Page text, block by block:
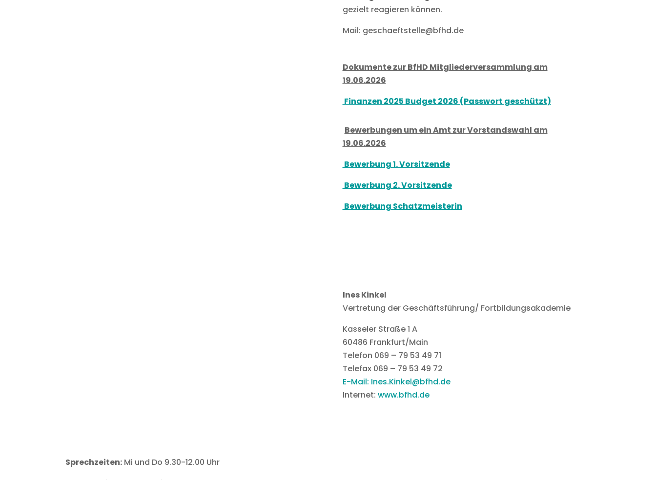
gezielt reagieren können.
Mail: geschaeftstelle@bfhd.de
Dokumente zur BfHD Mitgliederversammlung am
19.06.2026
Finanzen 2025 Budget 2026 (Passwort geschützt)
Bewerbungen um ein Amt zur Vorstandswahl am
19.06.2026
Bewerbung 1. Vorsitzende
Bewerbung 2. Vorsitzende
Bewerbung Schatzmeisterin
Ines Kinkel
Vertretung der Geschäftsführung/ Fortbildungsakademie
Kasseler Straße 1 A
60486 Frankfurt/Main
Telefon 069 – 79 53 49 71
Telefax 069 – 79 53 49 72
E-Mail: Ines.Kinkel@bfhd.de
Internet: www.bfhd.de
Sprechzeiten: Mi und Do 9.30-12.00 Uhr